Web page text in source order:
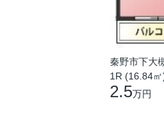
秦野市下大
1R (16.84㎡
2.5万円